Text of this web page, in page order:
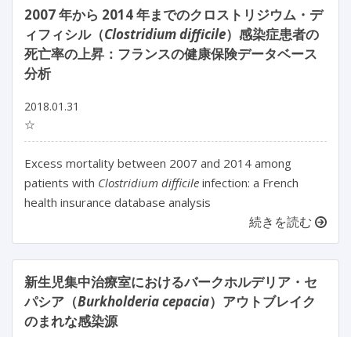
2007 年から 2014 年までのクロストリジウム・デ
ィフィシル（Clostridium difficile）感染症患者の
死亡率の上昇：フランスの健康保険データベース
分析
2018.01.31
☆
Excess mortality between 2007 and 2014 among
patients with Clostridium difficile infection: a French
health insurance database analysis
続きを読む
新生児集中治療室におけるバークホルデリア・セ
パシア（Burkholderia cepacia）アウトブレイク
のまれな感染源